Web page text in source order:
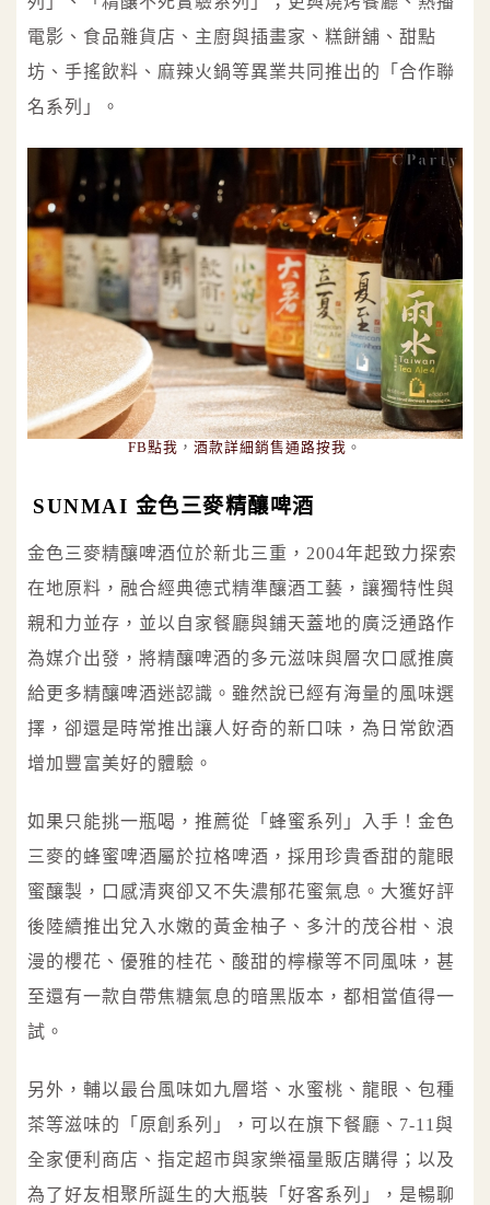
電影、食品雜貨店、主廚與插畫家、糕餅舖、甜點
坊、手搖飲料、麻辣火鍋等異業共同推出的「合作聯
名系列」。
FB點我 ， 酒款詳細銷售通路按我 。
SUNMAI 金色三麥精釀啤酒
金色三麥精釀啤酒位於新北三重，2004年起致力探索
在地原料，融合經典德式精準釀酒工藝，讓獨特性與
親和力並存，並以自家餐廳與鋪天蓋地的廣泛通路作
為媒介出發，將精釀啤酒的多元滋味與層次口感推廣
給更多精釀啤酒迷認識。雖然說已經有海量的風味選
擇，卻還是時常推出讓人好奇的新口味，為日常飲酒
增加豐富美好的體驗。
如果只能挑一瓶喝，推薦從「蜂蜜系列」入手！金色
三麥的蜂蜜啤酒屬於拉格啤酒，採用珍貴香甜的龍眼
蜜釀製，口感清爽卻又不失濃郁花蜜氣息。大獲好評
後陸續推出兌入水嫩的黃金柚子、多汁的茂谷柑、浪
漫的櫻花、優雅的桂花、酸甜的檸檬等不同風味，甚
至還有一款自帶焦糖氣息的暗黑版本，都相當值得一
試。
另外，輔以最台風味如九層塔、水蜜桃、龍眼、包種
茶等滋味的「原創系列」，可以在旗下餐廳、7-11與
全家便利商店、指定超市與家樂福量販店購得；以及
為了好友相聚所誕生的大瓶裝「好客系列」，是暢聊